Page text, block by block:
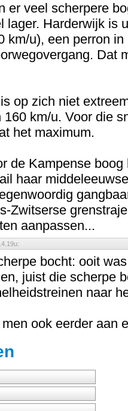
er veel scherpere
lager. Harderwijk is
km/u), een perron
Dat
op zich niet
km/u. Voor die
het maximum.
de Kampense
haar
Zwitserse
aanpassen...
bocht: ooit
juist die scherpe
naar
ook eerder aan